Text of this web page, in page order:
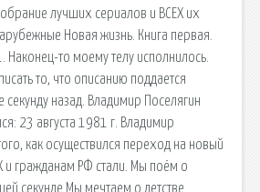
лучших сериалов и ВСЕХ их
Новая жизнь. Книга первая.
Наконец-то моему телу исполнилось.
то, что описанию поддается
секунду назад. Владимир Поселягин
23 августа 1981 г. Владимир
как осуществился переход на новый
и гражданам РФ стали. Мы поём о
секунде Мы мечтаем о детстве